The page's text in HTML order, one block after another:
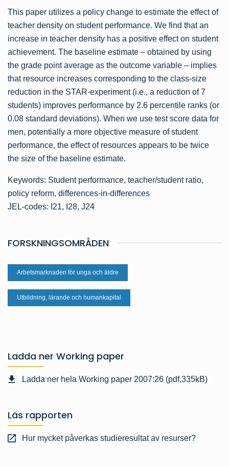
This paper utilizes a policy change to estimate the effect of
teacher density on student performance. We find that an
increase in teacher density has a positive effect on student
achievement. The baseline estimate – obtained by using
the grade point average as the outcome variable – implies
that resource increases corresponding to the class-size
reduction in the STAR-experiment (i.e., a reduction of 7
students) improves performance by 2.6 percentile ranks (or
0.08 standard deviations). When we use test score data for
men, potentially a more objective measure of student
performance, the effect of resources appears to be twice
the size of the baseline estimate.
Keywords: Student performance, teacher/student ratio,
policy reform, differences-in-differences
JEL-codes: I21, I28, J24
FORSKNINGSOMRÅDEN
Arbetsmarknaden för unga och äldre
Utbildning, lärande och humankapital
Ladda ner Working paper
Ladda ner hela Working paper 2007:26 (pdf,335kB)
Läs rapporten
Hur mycket påverkas studieresultat av resurser?